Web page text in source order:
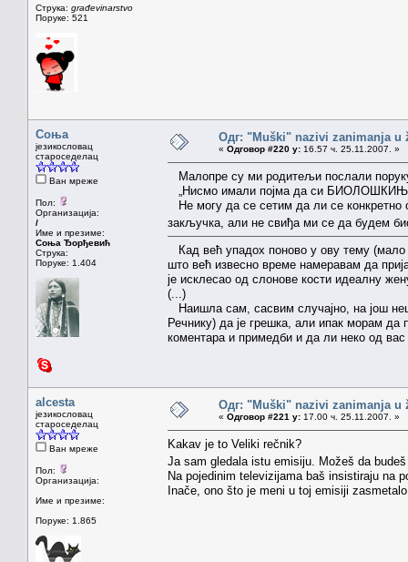
Струка: građevinarstvo
Поруке: 521
Соња
језикословац
староседелац
Ван мреже
Пол:
Организација:
/
Име и презиме:
Соња Ђорђевић
Струка:
Поруке: 1.404
Одг: "Muški" nazivi zanimanja u
« Одговор #220 у: 16.57 ч. 25.11.2007. »
Малопре су ми родитељи послали
„Нисмо имали појма да си
Не могу да се сетим да ли се
закључка, али не свиђа ми се да будем
Кад већ упадох поново у ову тему (мало
што већ извесно време намеравам да
је исклесао од слонове кости идеалну
(...)
Наишла сам, сасвим случајно, на још
Речнику) да је грешка, али ипак морам
коментара и примедби и да ли неко од
alcesta
језикословац
староседелац
Ван мреже
Пол:
Организација:
Име и презиме:
Поруке: 1.865
Одг: "Muški" nazivi zanimanja u
« Одговор #221 у: 17.00 ч. 25.11.2007. »
Kakav je to Veliki rečnik?
Ja sam gledala istu emisiju. Možeš da
Na pojedinim televizijama baš insistiraju na
Inače, ono što je meni u toj emisiji